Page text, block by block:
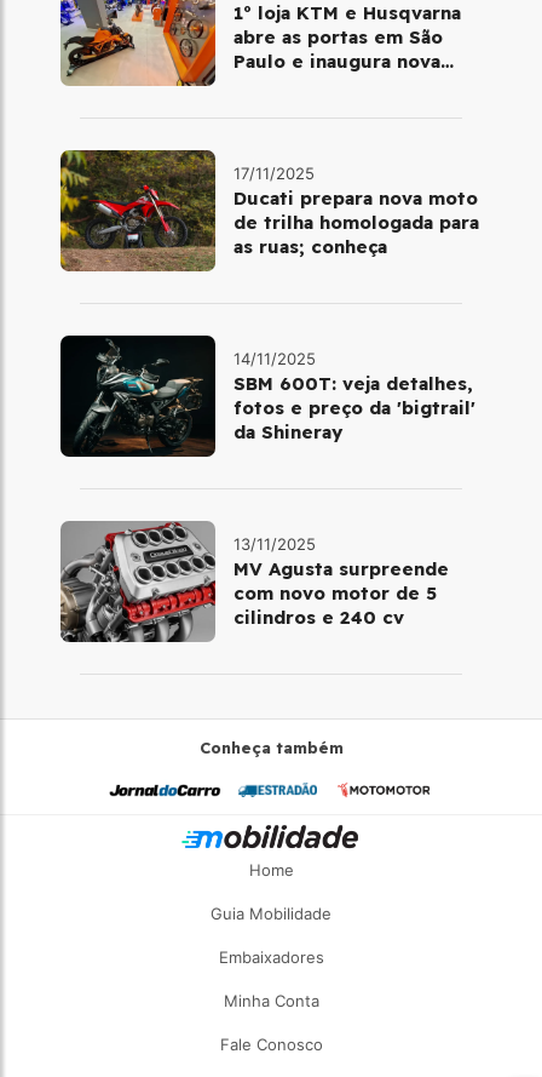
1º loja KTM e Husqvarna
abre as portas em São
Paulo e inaugura nova
17/11/2025
Ducati prepara nova moto
de trilha homologada para
as ruas; conheça
14/11/2025
SBM 600T: veja detalhes,
fotos e preço da 'bigtrail'
da Shineray
13/11/2025
MV Agusta surpreende
com novo motor de 5
cilindros e 240 cv
Conheça também
Home
Guia Mobilidade
Embaixadores
Minha Conta
Fale Conosco